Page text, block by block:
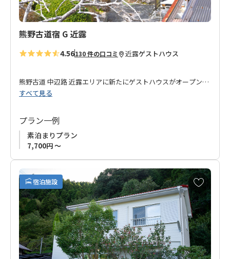
熊野古道宿 G 近露
4.56130 件の口コミ 近露ゲストハウス
熊野古道 中辺路 近露エリアに新たにゲストハウスがオープンし
ました。
近露王子から徒歩約7分、熊野古道からも徒歩約2分の好立地。
築約半世紀の本格日本建築、前庭のある古民家をリノベーショ
ン。
きで疲れた体の癒しの場となってほしい」という想いの詰まっ
たお宿です。
整えられた広い庭園も見どころの一つ。
空や星が近く、川の流れ、風や鳥、虫の音色に自然を感じなが
らゆったりとした時間をお過ごしください。
すべて見る
プラン一例
素泊まりプラン
7,700円 ～
宿泊施設
お
気
に
入
り
に
追
加